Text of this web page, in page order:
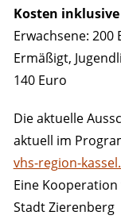
Kosten
Erwachsene: 200
Ermäßigt,
140 Euro
Die aktuelle
aktuell im
vhs-region-
Eine Kooperation
Stadt Zierenberg